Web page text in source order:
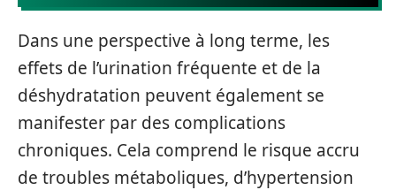
Dans une perspective à long terme, les
effets de l’urination fréquente et de la
déshydratation peuvent également se
manifester par des complications
chroniques. Cela comprend le risque accru
de troubles métaboliques, d’hypertension